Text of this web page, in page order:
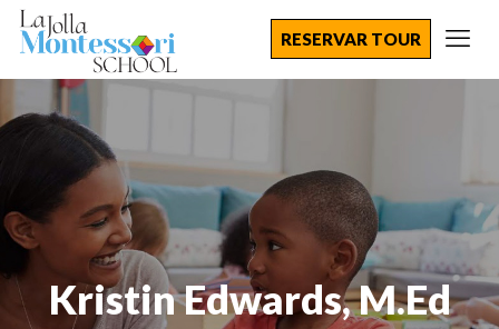
RESERVAR TOUR
Kristin Edwards, M.Ed